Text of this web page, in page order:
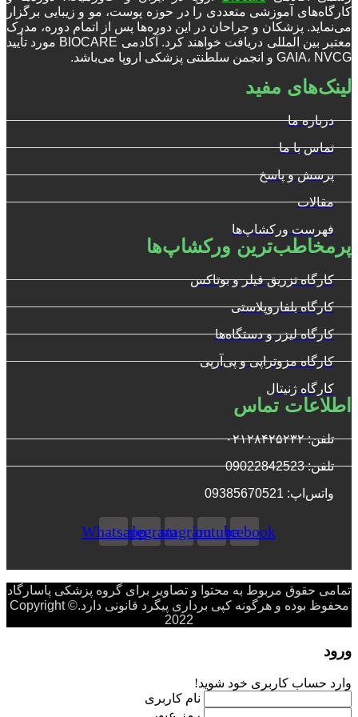
کارگاه‌های آموزشی متعددی را در حوزه پوست، مو و زیبایی برگزار
می‌نماید. پزشکان و جراحان در این دوره‌ها پس از اتمام دوره، مدرک
معتبر بین المللی دریافت خواهند کرد. آکادمی BIOCARE مورد تأیید
GAIA، NVCG و انجمن سلطنتی پزشکی اروپا می‌باشد.
لینک‌های مفید
درباره ما
تماس با ما
پرسش و پاسخ
مقالات
فهرست ورکشاپ‌ها
پرمخاطب‌ترین ورکشاپ‌ها
کارگاه تزریق فیلر و بوتاکس
کارگاه بلفاروپلاستی
کارگاه لیزر و دستگاه‌ها
کارگاه مزوتراپی و پی‌آرپی
کارگاه ژنیتال
اطلاعات تماس
تلفن: ۰۲۱۲۸۴۲۵۲۳۲
تلفن: 09022842523
واتس‌‌اپ: 09385670521
Facebook
Youtube
Instagram
Telegram
Whatsapp
تمامی حقوق مربوط به محتوا و تصاویر برای گروه پزشکی پاسارگاد
محفوظ بوده و هرگونه کپی برداری پیگرد قانونی دارد.Copyright ©
2022
ورود
وارد حساب کاربری خود شوید!
نام کاربری